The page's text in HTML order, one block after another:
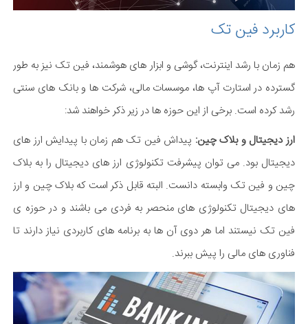
کاربرد فین تک
هم زمان با رشد اینترنت، گوشی و ابزار های هوشمند، فین تک نیز به طور
گسترده در استارت آپ ها، موسسات مالی، شرکت ها و بانک های سنتی
رشد کرده است. برخی از این حوزه ها در زیر ذکر خواهند شد:
ارز دیجیتال و بلاک چین: پیداش فین تک هم زمان با پیدایش ارز های
دیجیتال بود. می توان پیشرفت تکنولوژی ارز های دیجیتال را به بلاک
چین و فین تک وابسته دانست. البته قابل ذکر است که بلاک چین و ارز
های دیجیتال تکنولوژی های منحصر به فردی می باشند و در حوزه ی
فین تک نیستند اما هر دوی آن ها به برنامه های کاربردی نیاز دارند تا
فناوری های مالی را پیش ببرند.